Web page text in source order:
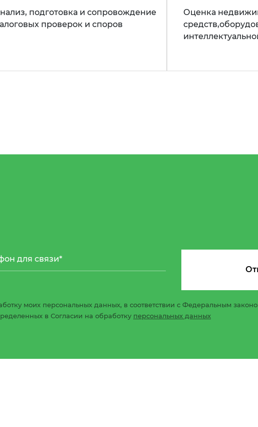
подготовка и сопровождение
проверок и споров
Оценка
моих персональных данных, в соответствии с Федеральным
в Согласии на обработку персональных данных